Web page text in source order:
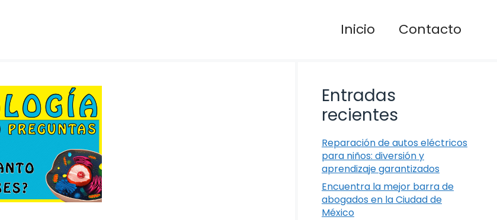
Inicio Contacto
Entradas
recientes
Reparación de autos eléctricos
para niños: diversión y
aprendizaje garantizados
Encuentra la mejor barra de
abogados en la Ciudad de
México